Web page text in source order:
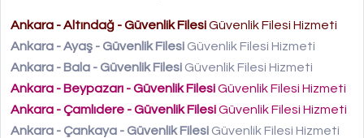
Ankara - Altındağ - Güvenlik FilesiGüvenlik Filesi Hizmeti
Ankara - Ayaş - Güvenlik Filesi Güvenlik Filesi Hizmeti
Ankara - Bala - Güvenlik Filesi Güvenlik Filesi Hizmeti
Ankara - Beypazarı - Güvenlik FilesiGüvenlik Filesi Hizmeti
Ankara - Çamlıdere - Güvenlik FilesiGüvenlik Filesi Hizmeti
Ankara - Çankaya - Güvenlik Filesi Güvenlik Filesi Hizmeti